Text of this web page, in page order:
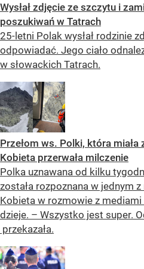
Wysłał zdjęcie ze szczytu i
poszukiwań w Tatrach
25-letni Polak wysłał rodzinie
odpowiadać. Jego ciało
w słowackich Tatrach.
Przełom ws. Polki, która miała
Kobieta przerwała milczenie
Polka uznawana od kilku
została rozpoznana w jednym
Kobieta w rozmowie z mediami
dzieje. – Wszystko jest super.
przekazała.